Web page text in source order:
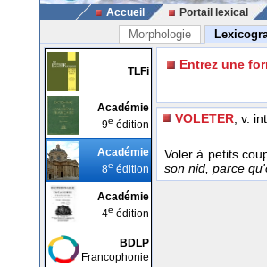
Accueil Portail lexical
Morphologie
TLFi
Académie
9e édition
Académie
8e édition
Académie
4e édition
BDLP
Francophonie
Entrez une
VOLETER , v.
Voler à petits
son nid, parce